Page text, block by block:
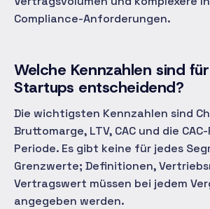
Compliance-Anforderungen.
Welche Kennzahlen sind
Startups entscheidend?
Die wichtigsten Kennzahlen sind
Bruttomarge, LTV, CAC und die
Periode. Es gibt keine für jedes
Grenzwerte; Definitionen,
Vertragswert müssen bei jedem
angegeben werden.